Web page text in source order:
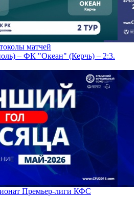
матчей
– ФК "Океан" (Керчь) – 2:3.
Премьер-лиги КФС